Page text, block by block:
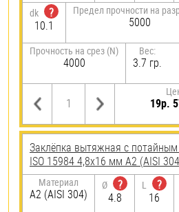
dk
?
10.1
Предел прочности на
5000
Прочность на срез (N)
4000
Вес:
3.7 гр.
19р.
Заклёпка вытяжная с
ISO 15984 4,8х16 мм А2 (AISI
Материал
А2 (AISI 304)
Ø
?
4.8
L
?
16